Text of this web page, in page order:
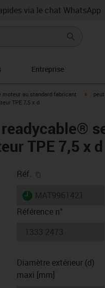
via le chat WhatsApp
Entreprise
arrow-right
moteur au standard fabricant igus-
TPE 7,5 x d
TPE 7,5 x d
Réf.
igus-icon-lieferzeit
Référence n°
Diamètre extérieur (d)
maxi [mm]